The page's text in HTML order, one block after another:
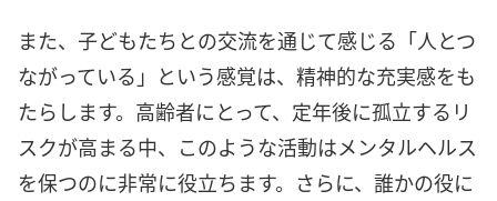
また、子どもたちとの交流を通じて感じる「人とつ
ながっている」という感覚は、精神的な充実感をも
たらします。高齢者にとって、定年後に孤立するリ
スクが高まる中、このような活動はメンタルヘルス
を保つのに非常に役立ちます。さらに、誰かの役に